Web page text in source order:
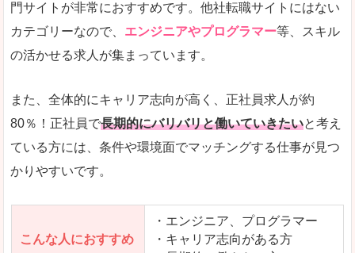
新着案件が続々とアップされるので、転職を急い
人気度
また、上戸彩さんのCMでおなじみなこともあり
使いやすさ
全体的にオレンジ色のトーンで、見ていても疲れ
門サイトが非常におすすめです。他社転職サイトにはない
カテゴリーなので、 エンジニアやプログラマー等、スキル
の活かせる求人が集まっています。
また、全体的にキャリア志向が高く、正社員求人が約
80％！正社員で長期的にバリバリと働いていきたいと考え
ている方には、条件や環境面でマッチングする仕事が見つ
かりやすいです。
こんな人におすすめ
・エンジニア、プログラマー
・キャリア志向がある方